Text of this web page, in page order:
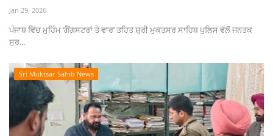
Jan 29, 2026
ਪੰਜਾਬ ਵਿੱਚ ਮੁਹਿੰਮ ‘ਗੈਂਗਸਟਰਾਂ ਤੇ ਵਾਰ’ ਤਹਿਤ ਸ਼੍ਰੀ ਮੁਕਤਸਰ ਸਾਹਿਬ ਪੁਲਿਸ ਵੱਲੋਂ ਜਨਤਕ
ਸੁਰ...
Sri Muktsar Sahib News